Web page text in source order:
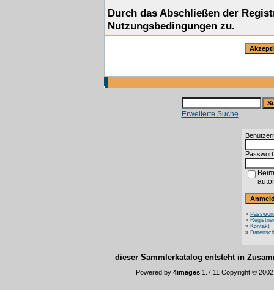
Durch das Abschließen der
Nutzungsbedingungen zu.
Erweiterte Suche
»
»
» Kontakt
»
dieser Sammlerkatalog entsteht in
Powered by 4images 1.7.11 Copyright ©